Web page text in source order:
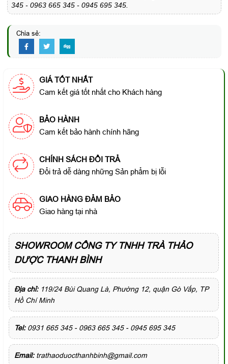
345 - 0963 665 345 - 0945 695 345.
Chia sẻ:
GIÁ TỐT NHẤT
Cam kết giá tốt nhất cho Khách hàng
BẢO HÀNH
Cam kết bảo hành chính hãng
CHÍNH SÁCH ĐỔI TRẢ
Đổi trả dễ dàng những Sản phẩm bị lỗi
GIAO HÀNG ĐẢM BẢO
Giao hàng tại nhà
SHOWROOM CÔNG TY TNHH TRÀ THẢO
DƯỢC THANH BÌNH
Địa chỉ: 119/24 Bùi Quang Là, Phường 12, quận Gò Vấp, TP
Hồ Chí Minh
Tel:0931 665 345 - 0963 665 345 - 0945 695 345
Email:trathaoduocthanhbinh@gmail.com